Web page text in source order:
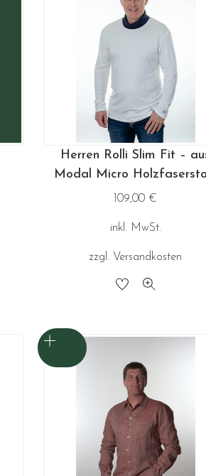
Herren Rolli Slim Fit –
Modal Micro
109,00 €
inkl. MwSt.
zzgl. Versandkosten
Dieses
Varianten
auf.
Die
Optionen
können